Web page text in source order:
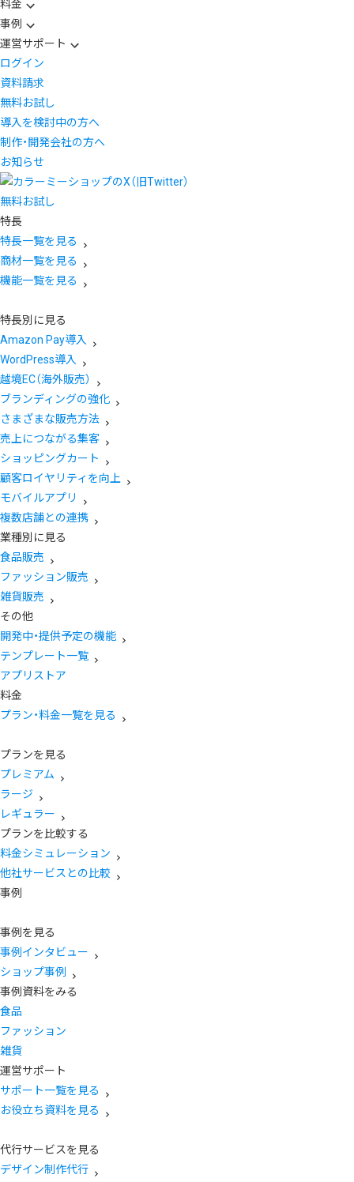
料金
事例
運営サポート
ログイン
資料請求
無料お試し
導入を検討中の方へ
制作・開発会社の方へ
お知らせ
無料お試し
特長
特長一覧を見る
商材一覧を見る
機能一覧を見る
特長別に見る
Amazon Pay導入
WordPress導入
越境EC（海外販売）
ブランディングの強化
さまざまな販売方法
売上につながる集客
ショッピングカート
顧客ロイヤリティを向上
モバイルアプリ
複数店舗との連携
業種別に見る
食品販売
ファッション販売
雑貨販売
その他
開発中・提供予定の機能
テンプレート一覧
アプリストア
料金
プラン・料金一覧を見る
プランを見る
プレミアム
ラージ
レギュラー
プランを比較する
料金シミュレーション
他社サービスとの比較
事例
事例を見る
事例インタビュー
ショップ事例
事例資料をみる
食品
ファッション
雑貨
運営サポート
サポート一覧を見る
お役立ち資料を見る
代行サービスを見る
デザイン制作代行